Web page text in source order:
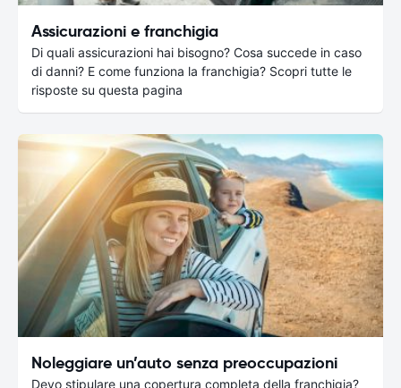
Assicurazioni e franchigia
Di quali assicurazioni hai bisogno? Cosa succede in caso
di danni? E come funziona la franchigia? Scopri tutte le
risposte su questa pagina
Noleggiare un’auto senza preoccupazioni
Devo stipulare una copertura completa della franchigia?